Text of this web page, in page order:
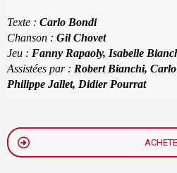
Texte : Carlo Bondi
Chanson : Gil Chovet
Jeu : Fanny Rapaoly, Isabelle
Assistées par : Robert Bianchi,
Philippe Jallet, Didier Pourrat